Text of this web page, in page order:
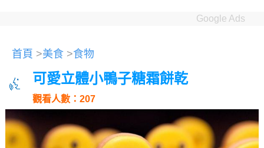
Google Ads
首頁 >美食 >食物
可愛立體小鴨子糖霜餅乾
觀看人數：207